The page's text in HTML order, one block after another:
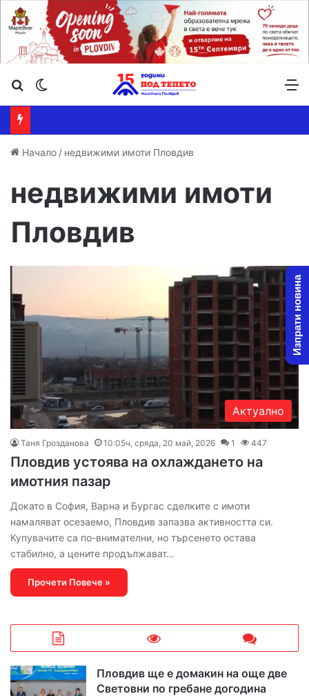
Търсене ...
Начало / недвижими имоти Пловдив
недвижими имоти
Пловдив
Актуално
Таня Грозданова 10:05ч, сряда, 20 май, 2026 1 447
Пловдив устоява на охлаждането на
имотния пазар
Докато в София, Варна и Бургас сделките с имоти
намаляват осезаемо, Пловдив запазва активността си.
Купувачите са по-внимателни, но търсенето остава
стабилно, а цените продължават…
Прочети Повече »
Пловдив ще е домакин на още две
Световни по гребане догодина
Изпрати новина